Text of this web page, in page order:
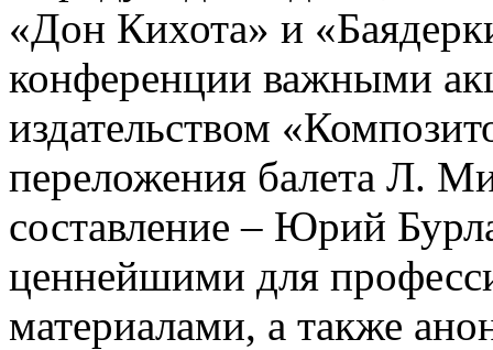
«Дон Кихота» и
конференции важными
издательством
переложения балета Л.
составление – Юрий
ценнейшими для
материалами, а также